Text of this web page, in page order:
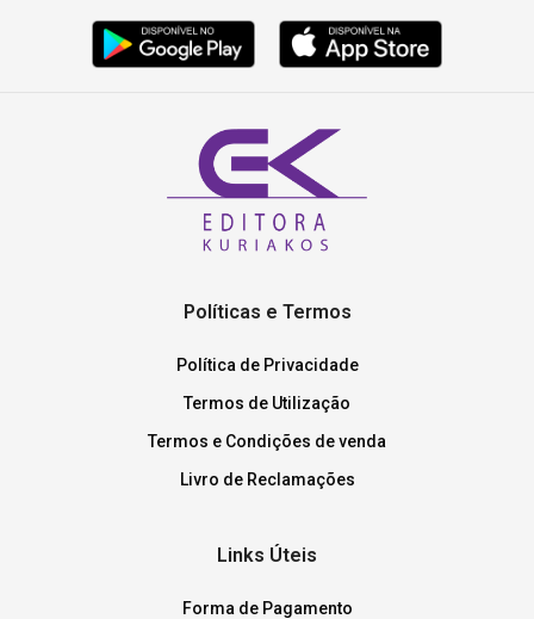
Políticas e Termos
Política de Privacidade
Termos de Utilização
Termos e Condições de venda
Livro de Reclamações
Links Úteis
Forma de Pagamento